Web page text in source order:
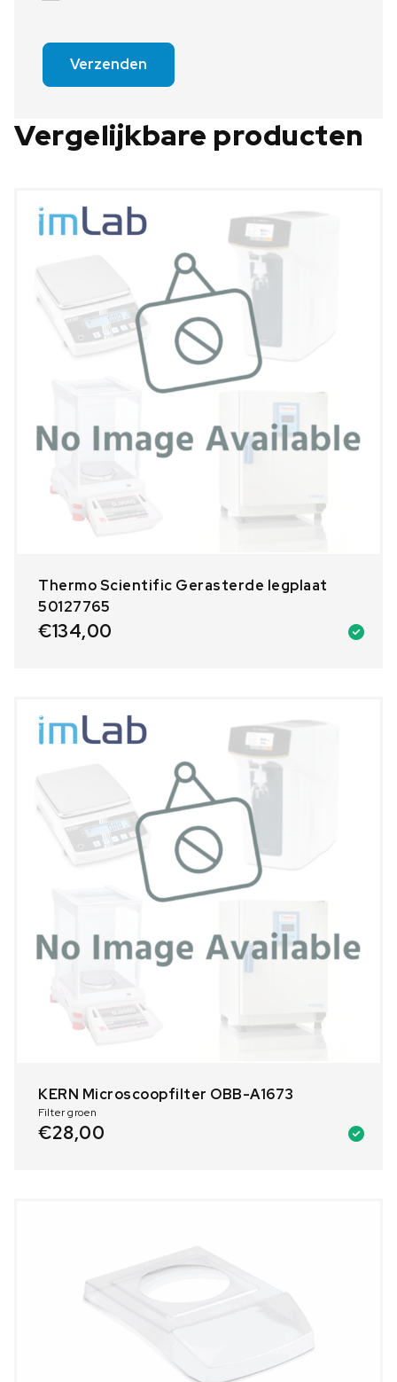
Verzenden
Vergelijkbare producten
Thermo Scientific Gerasterde legplaat
50127765
€134,00
KERN Microscoopfilter OBB-A1673
Filter groen
€28,00